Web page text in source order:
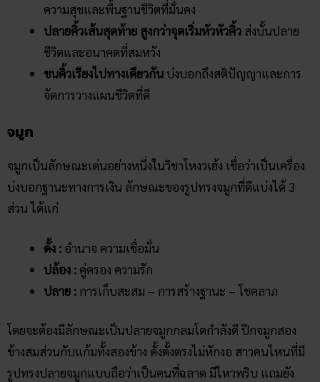
ความสุขและพื้นฐานชีวิตที่มั่นคง
ปลายคิ้วเส้นสุดท้าย สูงกว่าจุดเริ่มหัวหัวคิ้ว ส่งบั้นปลาย
ชีวิตและอนาคตที่สมหวัง
ขนคิ้วเรียงไปทางเดียวกัน บ่งบอกถึงสติปัญญาและการ
จัดการวางแผนชีวิตที่ดี
จมูก
จมูกเป็นลักษณะเด่นอย่างหนึ่งในวิชาโหงวเฮ้ง เชื่อว่าเป็นเครื่อง
บ่งบอกฐานะทางการเงิน ลักษณะของรูปทรงจมูกที่ดีแบ่งได้ 3
ส่วน ได้แก่
ดั้ง : อำนาจ ความเชื่อมั่น
ปล้อง : คู่ครอง ความรัก
ปลาย : การเก็บสะสม – การสร้างฐานะ – โชคลาภ
โดยจะต้องมีลักษณะเป็นปลายจมูกกลมโตกำลังดี ปีกจมูกสอง
ข้างสมส่วนกับแก้มทั้งสองข้าง ดั้ง​ตั้ง​ตรง​ไม่​หัก​งอ สาวคนไหนที่มี
รูปทรงปลายจมูกแบบถือว่าเป็นคนที่ฉลาด มีไหวพริบ แถมยัง